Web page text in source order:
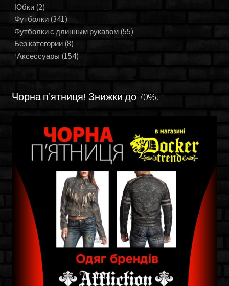
Юбки (2)
Футболки (341)
Футболки с длинным рукавом (55)
Без категории (8)
Аксессуары (154)
Чорна п’ятниця! Знижки до 70%.